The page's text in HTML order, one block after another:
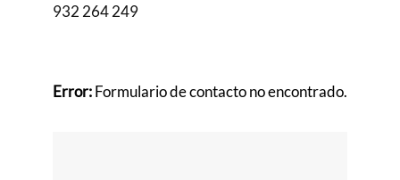
932 264 249
Error:Formulario de contacto no encontrado.